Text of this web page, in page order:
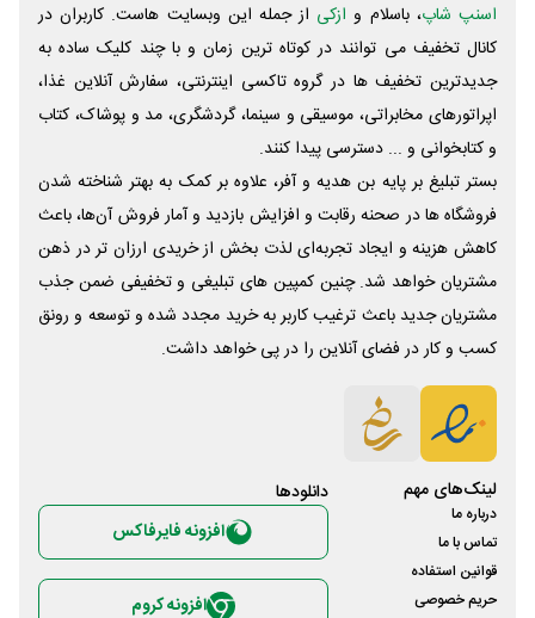
اسنپ شاپ، باسلام و ازکی از جمله این وبسایت ‌هاست. کاربران در
کانال تخفیف می توانند در کوتاه ترین زمان و با چند کلیک ساده به
جدیدترین تخفیف ها در گروه تاکسی اینترنتی، سفارش آنلاین غذا،
اپراتورهای مخابراتی، موسیقی و سینما، گردشگری، مد و پوشاک، کتاب
و کتابخوانی و ... دسترسی پیدا کنند.
بستر تبلیغ بر پایه بن هدیه و آفر، علاوه بر کمک به بهتر شناخته شدن
فروشگاه ها در صحنه رقابت و افزایش بازدید و آمار فروش آن‌ها، باعث
کاهش هزینه و ایجاد تجربه‌ای لذت بخش از خریدی ارزان تر در ذهن
مشتریان خواهد شد. چنین کمپین های تبلیغی و تخفیفی ضمن جذب
مشتریان جدید باعث ترغیب کاربر به خرید مجدد شده و توسعه و رونق
کسب و کار در فضای آنلاین را در پی خواهد داشت.
لینک‌های مهم
درباره ما
تماس با ما
قوانین استفاده
حریم خصوصی
دانلود‌ها
افزونه فایرفاکس
افزونه کروم